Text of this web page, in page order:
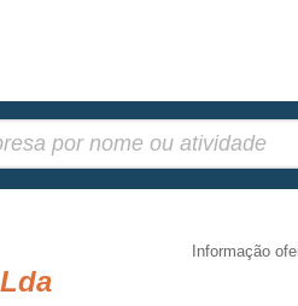
Informação